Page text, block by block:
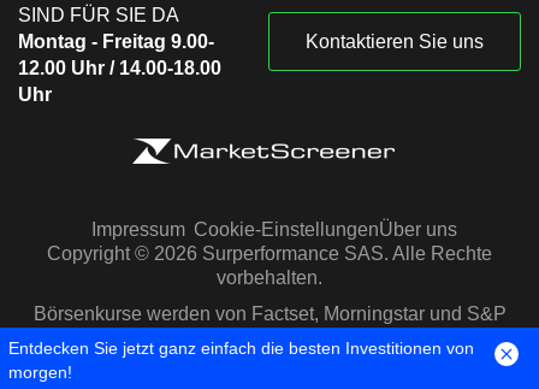
SIND FÜR SIE DA
Montag - Freitag 9.00-
12.00 Uhr / 14.00-18.00
Uhr
Kontaktieren Sie uns
Impressum Cookie-EinstellungenÜber uns
Copyright © 2026 Surperformance SAS. Alle Rechte
vorbehalten.
Börsenkurse werden von Factset, Morningstar und S&P
Capital IQ zur Verfügung gestellt
Entdecken Sie jetzt ganz einfach die besten Investitionen von
morgen!